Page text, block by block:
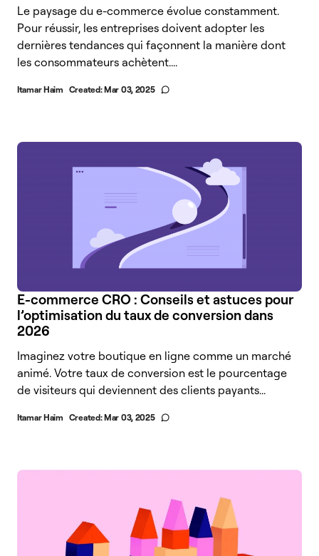
Le paysage du e-commerce évolue constamment.
Pour réussir, les entreprises doivent adopter les
dernières tendances qui façonnent la manière dont
les consommateurs achètent....
Itamar Haim Created:Mar 03, 2025
E-commerce CRO : Conseils et astuces pour
l’optimisation du taux de conversion dans
2026
Imaginez votre boutique en ligne comme un marché
animé. Votre taux de conversion est le pourcentage
de visiteurs qui deviennent des clients payants...
Itamar Haim Created:Mar 03, 2025